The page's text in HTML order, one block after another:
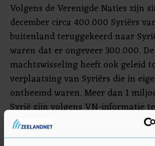
Volgens de Verenigde Naties zijn
december circa 400.000 Syriërs
buitenland teruggekeerd naar
waren dat er ongeveer 300.000. De
machtswisseling heeft ook geleid
verplaatsing van Syriërs die in
ontheemd waren. Meer dan 1
Syrië zijn volgens VN-informatie
naar hun woonplaatsen.